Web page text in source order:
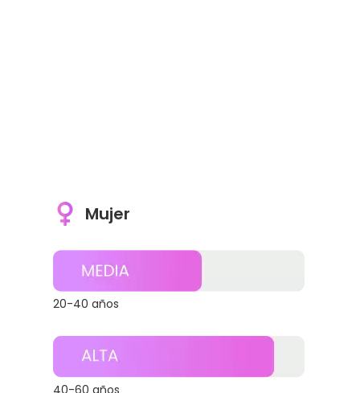
Mujer
20-40 años